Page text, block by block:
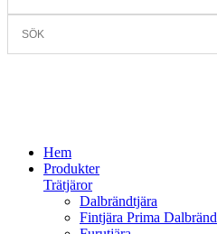
Hem
Produkter
Trätjäror
Dalbrändtjära
Fintjära Prima Dalbränd